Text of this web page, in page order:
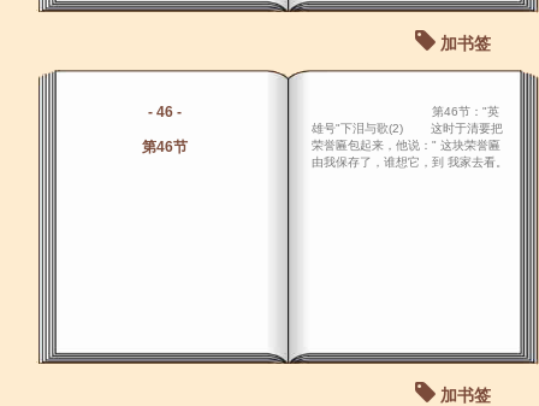
加书签
- 46 -
第46节
第46节："英
雄号"下泪与歌(2) 这时于清要把
荣誉匾包起来，他说：" 这块荣誉匾
由我保存了，谁想它，到 我家去看。
加书签